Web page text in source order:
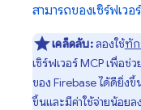
สามารถของเซิร์ฟเวอร์
เคล็ดลับ:ลองใช้ทัก
เซิร์ฟเวอร์ MCP เพื่อช่
ของ Firebase ได้ดียิ่ง
ขึ้นและมีค่าใช้จ่ายน้อยล